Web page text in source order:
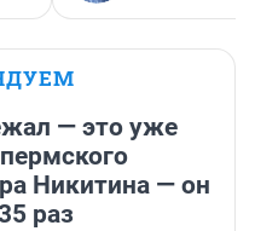
— это уже
Никитина — он
раз